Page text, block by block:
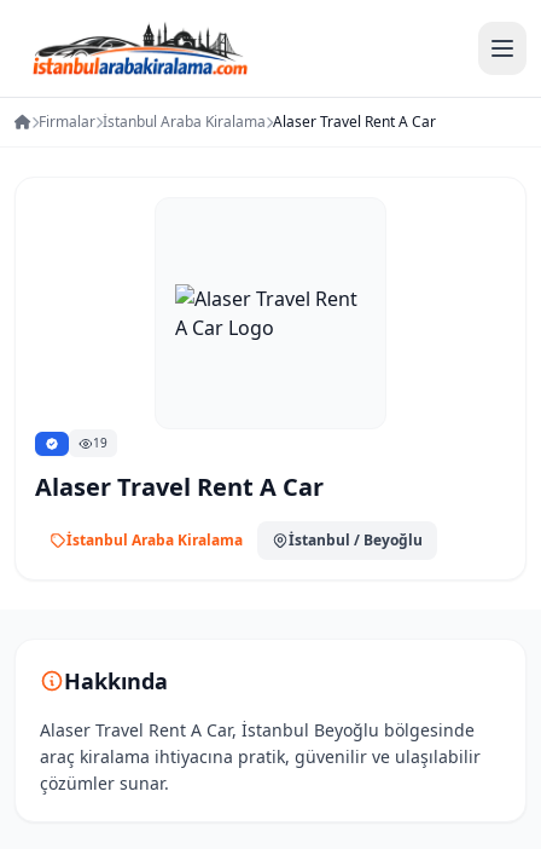
Firmalar İstanbul Araba Kiralama Alaser Travel Rent A Car
19
Alaser Travel Rent A Car
İstanbul Araba Kiralama İstanbul / Beyoğlu
Hakkında
Alaser Travel Rent A Car, İstanbul Beyoğlu bölgesinde
araç kiralama ihtiyacına pratik, güvenilir ve ulaşılabilir
çözümler sunar.